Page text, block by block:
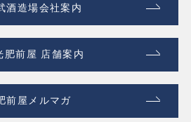
酒造場会社案内
肥前屋 店舗案内
前屋メルマガ